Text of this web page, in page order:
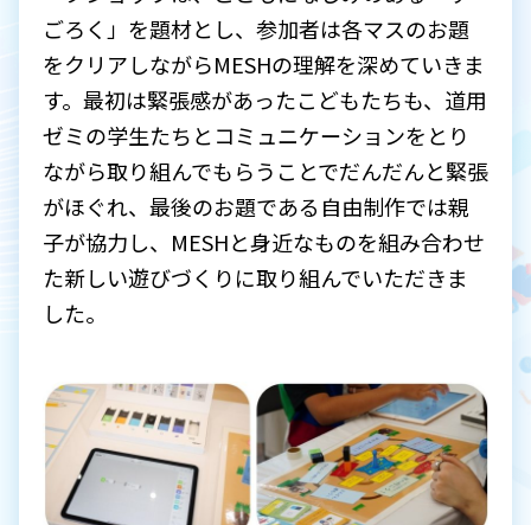
ごろく」を題材とし、参加者は各マスのお題
をクリアしながらMESHの理解を深めていきま
す。最初は緊張感があったこどもたちも、道用
ゼミの学生たちとコミュニケーションをとり
ながら取り組んでもらうことでだんだんと緊張
がほぐれ、最後のお題である自由制作では親
子が協力し、MESHと身近なものを組み合わせ
た新しい遊びづくりに取り組んでいただきま
した。